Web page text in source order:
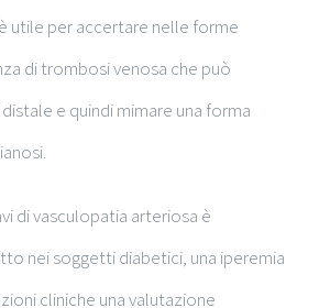
utile per accertare nelle forme
di trombosi venosa che può
e quindi mimare una forma
di vasculopatia arteriosa è
nei soggetti diabetici, una iperemia
cliniche una valutazione